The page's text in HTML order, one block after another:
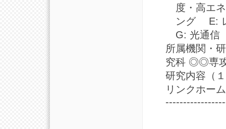
度・高エ
ング E:
G: 光通
所属機関・
究科 ◎◎専
研究内容（
リンクホー